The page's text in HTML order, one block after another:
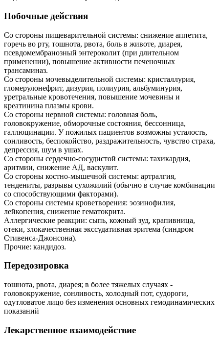
Побочные действия
Со стороны пищеварительной системы: снижение аппетита,
горечь во рту, тошнота, рвота, боль в животе, диарея,
псевдомембранозный энтероколит (при длительном
применении), повышение активности печеночных
трансаминаз.
Со стороны мочевыделительной системы: кристаллурия,
гломерулонефрит, дизурия, полиурия, альбуминурия,
уретральные кровотечения, повышение мочевины и
креатинина плазмы крови.
Со стороны нервной системы: головная боль,
головокружение, обморочные состояния, бессонница,
галлюцинации. У пожилых пациентов возможны усталость,
сонливость, беспокойство, раздражительность, чувство страха,
депрессия, шум в ушах.
Со стороны сердечно-сосудистой системы: тахикардия,
аритмии, снижение АД, васкулит.
Со стороны костно-мышечной системы: артралгия,
тендениты, разрывы сухожилий (обычно в случае комбинации
со способствующими факторами).
Со стороны системы кроветворения: эозинофилия,
лейкопения, снижение гематокрита.
Аллергические реакции: сыпь, кожный зуд, крапивница,
отеки, злокачественная экссудативная эритема (синдром
Стивенса-Джонсона).
Прочие: кандидоз.
Передозировка
тошнота, рвота, диарея; в более тяжелых случаях -
головокружение, сонливость, холодный пот, судороги,
одутловатое лицо без изменения основных гемодинамических
показаний
Лекарственное взаимодействие